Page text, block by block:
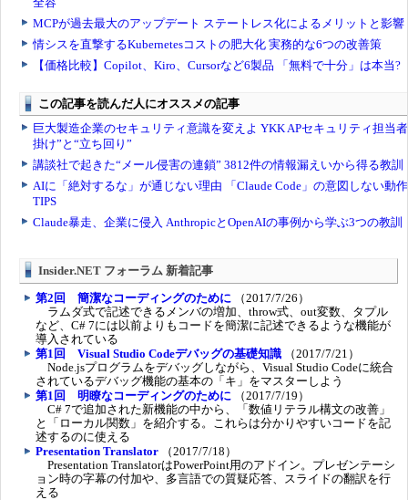
Insider.NET フォーラム 新着記事
第2回 簡潔なコーディングのために （2017/7/26）
ラムダ式で記述できるメンバの増加、throw式、out変数、タプル
など、C# 7には以前よりもコードを簡潔に記述できるような機能が
導入されている
第1回 Visual Studio Codeデバッグの基礎知識 （2017/7/21）
Node.jsプログラムをデバッグしながら、Visual Studio Codeに統合
されているデバッグ機能の基本の「キ」をマスターしよう
第1回 明瞭なコーディングのために （2017/7/19）
C# 7で追加された新機能の中から、「数値リテラル構文の改善」
と「ローカル関数」を紹介する。これらは分かりやすいコードを記
述するのに使える
Presentation Translator （2017/7/18）
Presentation TranslatorはPowerPoint用のアドイン。プレゼンテーシ
ョン時の字幕の付加や、多言語での質疑応答、スライドの翻訳を行
える